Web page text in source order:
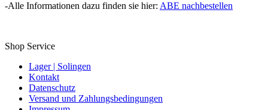
-Alle Informationen dazu finden sie hier: ABE nachbestellen
Shop Service
Lager | Solingen
Kontakt
Datenschutz
Versand und Zahlungsbedingungen